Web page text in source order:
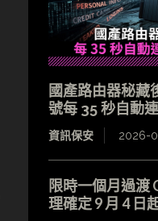
國產路由器秘藏
號每 35 秒自動
資訊保安 2026-
限時一個月過渡
理確定 9 月 4 日